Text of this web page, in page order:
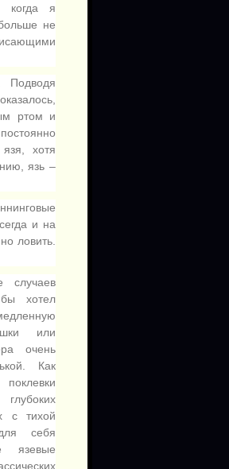
когда я
не
Подводя
ртом и
хотя
язь –
и на
ловить.
случаев
хотел
или
очень
Как
с тихой
себя
язевые